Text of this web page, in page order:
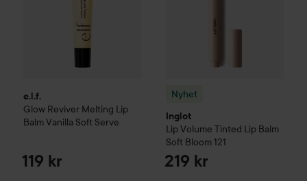
e.l.f.
Glow Reviver Melting Lip
BalmVanilla Soft Serve
119 kr
Nyhet
Inglot
Lip Volume Tinted Lip Balm
Soft Bloom 121
219 kr